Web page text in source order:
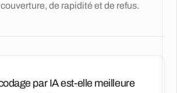
de rapidité et de refus.
par IA est-elle meilleure